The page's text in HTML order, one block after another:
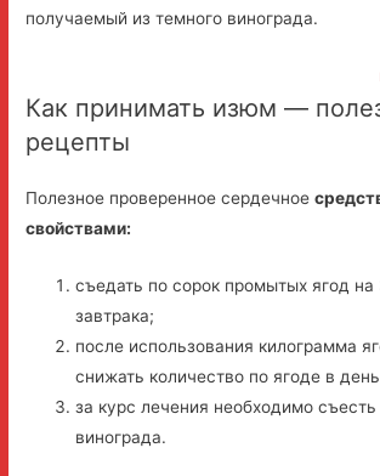
получаемый из темного винограда.
Как принимать изюм —
рецепты
Полезное проверенное сердечное
свойствами:
съедать по сорок промытых ягод
завтрака;
после использования килограмма
снижать количество по ягоде в
за курс лечения необходимо
винограда.